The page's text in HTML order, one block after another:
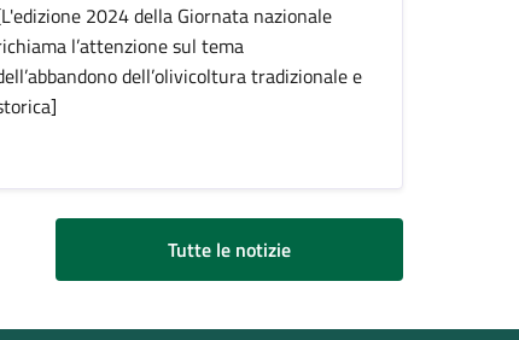
2024 della Giornata nazionale
l’attenzione sul tema
dell’olivicoltura tradizionale e
Tutte le notizie